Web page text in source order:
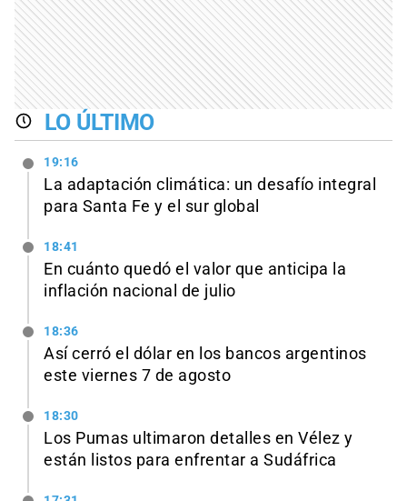
LO ÚLTIMO
19:16
La adaptación climática: un desafío integral
para Santa Fe y el sur global
18:41
En cuánto quedó el valor que anticipa la
inflación nacional de julio
18:36
Así cerró el dólar en los bancos argentinos
este viernes 7 de agosto
18:30
Los Pumas ultimaron detalles en Vélez y
están listos para enfrentar a Sudáfrica